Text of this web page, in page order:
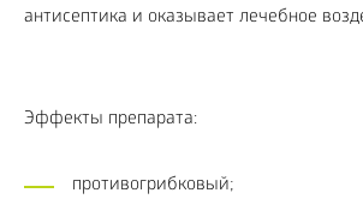
антисептика и оказывает лечебное
Эффекты препарата:
противогрибковый;